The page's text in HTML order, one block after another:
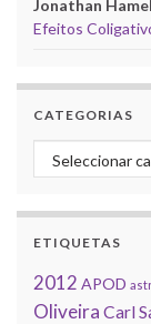
Jonathan
Efeitos
CATEGORIAS
Categorias
ETIQUETAS
2012 APOD
Oliveira Carl